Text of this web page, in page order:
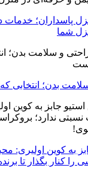
پاسداران؛ خدمات
شما
بدن؛ انتخابی
به کوین اولیری:
را کنار بگذار تا